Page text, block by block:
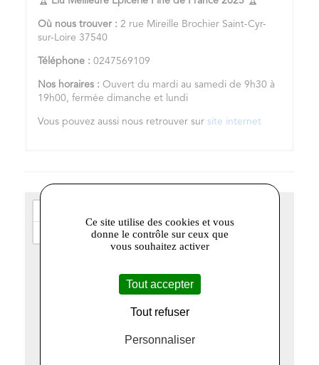
Où nous trouver : 2 rue Mireille Brochier Saint-Cyr-
sur-Loire 37540
Téléphone : 0247569109
Nos horaires : Ouvert du mardi au samedi de 9h30 à
19h00, fermée dimanche et lundi
Vous pouvez aussi nous retrouver sur site internet
Ce site utilise des cookies et vous
donne le contrôle sur ceux que
vous souhaitez activer
Tout accepter
Tout refuser
Personnaliser